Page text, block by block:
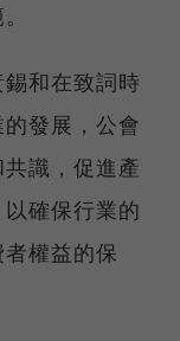
和在致詞時
發展，公會
識，促進產
確保行業的
權益的保